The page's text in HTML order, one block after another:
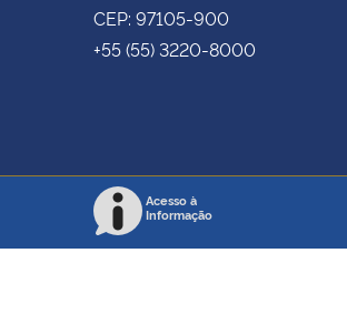
CEP: 97105-900
+55 (55) 3220-8000
Acesso à
Informação